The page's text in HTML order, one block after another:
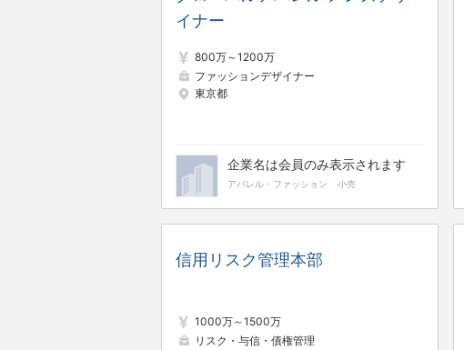
イナー
800万～1200万
ファッションデザイナー
東京都
企業名は会員のみ表示されます
アパレル・ファッション 小売
信用リスク管理本部
1000万～1500万
リスク・与信・債権管理